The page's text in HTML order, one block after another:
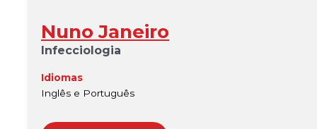
Nuno Janeiro
Infecciologia
Idiomas
Inglês e Português